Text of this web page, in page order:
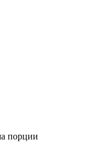
порции